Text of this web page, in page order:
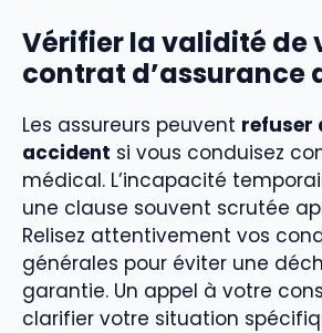
Vérifier la validité de
contrat d’assurance
Les assureurs peuvent refuser
accident si vous conduisez
médical. L’incapacité
une clause souvent scrutée
Relisez attentivement vos
générales pour éviter une
garantie. Un appel à votre
clarifier votre situation